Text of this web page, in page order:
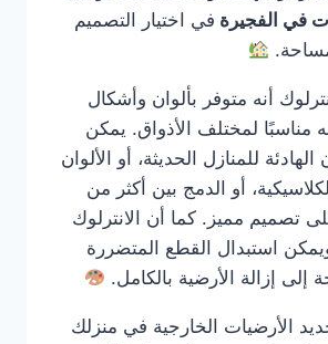
في الفجيرة في اختيار التصميم
أنه متوفر بألوان وأشكال
مناسبًا لمختلف الأذواق. يمكن
الهادئة للمنازل الحديثة، أو الألوان
أو الدمج بين أكثر من
تصميم مميز. كما أن الانترلوك
استبدال القطع المتضررة
إزالة الأرضية بالكامل.
الأرضيات الخارجية في منزلك